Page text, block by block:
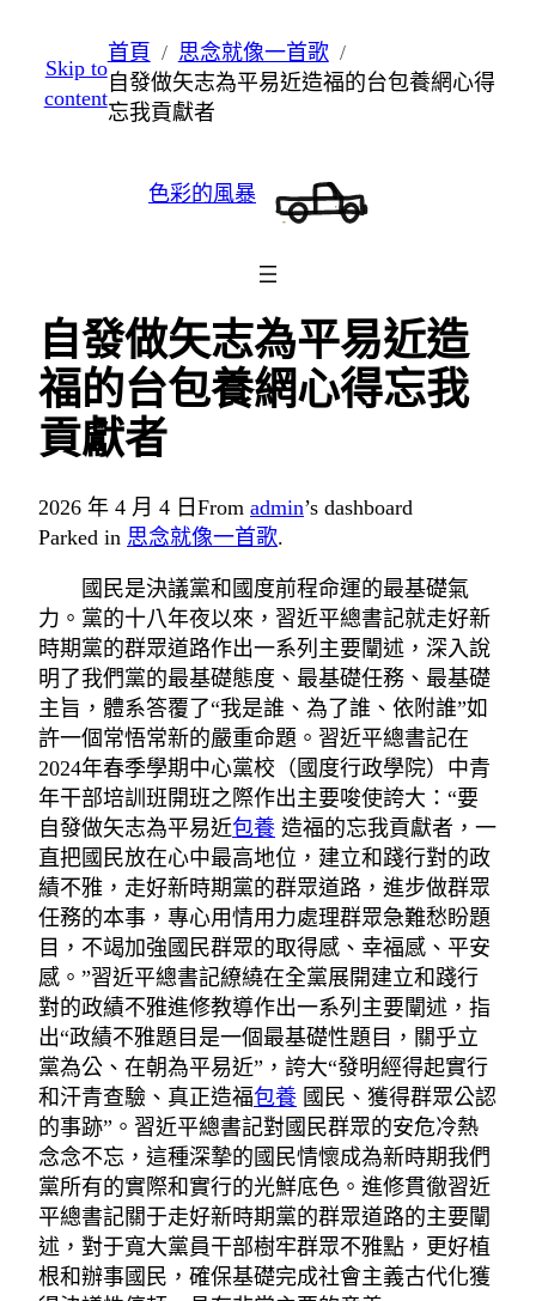
至
主
Skip to
content
首頁
思念就像一首歌
自發做矢志為平易近造福的台包養網心得
忘我貢獻者
色彩的風暴
自發做矢志為平易近造
福的台包養網心得忘我
貢獻者
2026 年 4 月 4 日 From admin’s dashboard
Parked in 思念就像一首歌.
國民是決議黨和國度前程命運的最基礎氣
力。黨的十八年夜以來，習近平總書記就走好新
時期黨的群眾道路作出一系列主要闡述，深入說
明了我們黨的最基礎態度、最基礎任務、最基礎
主旨，體系答覆了“我是誰、為了誰、依附誰”如
許一個常悟常新的嚴重命題。習近平總書記在
2024年春季學期中心黨校（國度行政學院）中青
年干部培訓班開班之際作出主要唆使誇大：“要
自發做矢志為平易近包養 造福的忘我貢獻者，一
直把國民放在心中最高地位，建立和踐行對的政
績不雅，走好新時期黨的群眾道路，進步做群眾
任務的本事，專心用情用力處理群眾急難愁盼題
目，不竭加強國民群眾的取得感、幸福感、平安
感。”習近平總書記繚繞在全黨展開建立和踐行
對的政績不雅進修教導作出一系列主要闡述，指
出“政績不雅題目是一個最基礎性題目，關乎立
黨為公、在朝為平易近”，誇大“發明經得起實行
和汗青查驗、真正造福包養 國民、獲得群眾公認
的事跡”。習近平總書記對國民群眾的安危冷熱
念念不忘，這種深摯的國民情懷成為新時期我們
黨所有的實際和實行的光鮮底色。進修貫徹習近
平總書記關于走好新時期黨的群眾道路的主要闡
述，對于寬大黨員干部樹牢群眾不雅點，更好植
根和辦事國民，確保基礎完成社會主義古代化獲